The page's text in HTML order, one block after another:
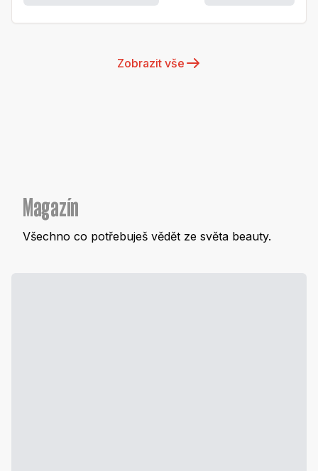
Zobrazit vše
Magazín
Všechno co potřebuješ vědět ze světa beauty.